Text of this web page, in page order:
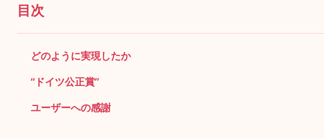
目次
どのように実現したか
“ドイツ公正賞”
ユーザーへの感謝